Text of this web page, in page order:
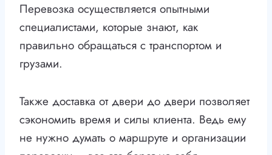
Перевозка осуществляется опытными
специалистами, которые знают, как
правильно обращаться с транспортом и
грузами.
Также доставка от двери до двери позволяет
сэкономить время и силы клиента. Ведь ему
не нужно думать о маршруте и организации